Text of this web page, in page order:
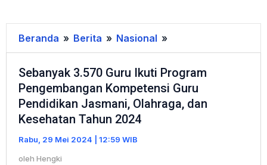
Beranda » Berita » Nasional »
3.570
Guru
Ikuti
Program
Sebanyak 3.570 Guru Ikuti Program
Pengembangan Kompetensi Guru
Pendidikan Jasmani, Olahraga, dan
Kesehatan Tahun 2024
Rabu, 29 Mei 2024 | 12:59 WIB
oleh Hengki